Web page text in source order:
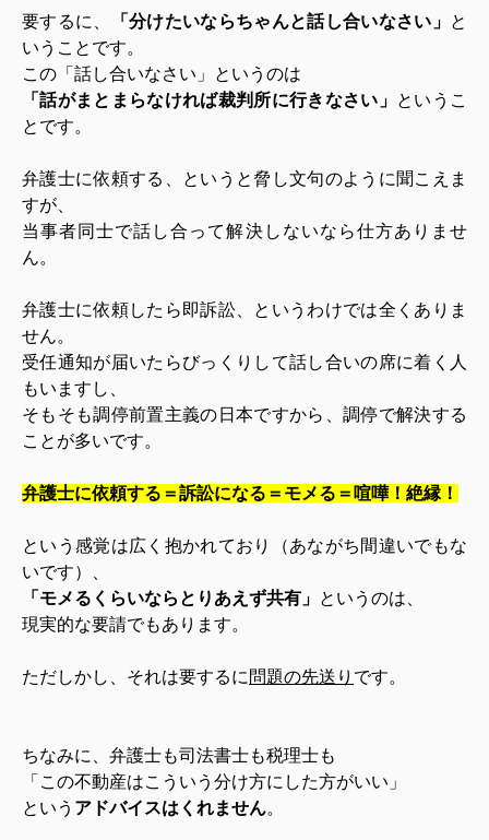
要するに、 「分けたいならちゃんと話し合いなさい」 と
いうことです。
この「話し合いなさい」というのは
「話がまとまらなければ裁判所に行きなさい」 というこ
とです。
弁護士に依頼する、というと脅し文句のように聞こえま
すが、
当事者同士で話し合って解決しないなら仕方ありませ
ん。
弁護士に依頼したら即訴訟、というわけでは全くありま
せん。
受任通知が届いたらびっくりして話し合いの席に着く人
もいますし、
そもそも調停前置主義の日本ですから、調停で解決する
ことが多いです。
弁護士に依頼する＝訴訟になる＝モメる＝喧嘩！絶縁！
という感覚は広く抱かれており（あながち間違いでもな
いです）、
「モメるくらいならとりあえず共有」 というのは、
現実的な要請でもあります。
ただしかし、それは要するに 問題の先送り です。
ちなみに、弁護士も司法書士も税理士も
「この不動産はこういう分け方にした方がいい」
という アドバイスはくれません。